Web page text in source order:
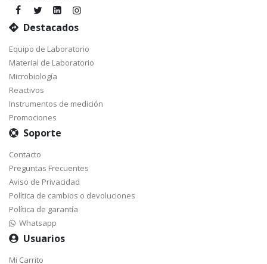
Destacados
Equipo de Laboratorio
Material de Laboratorio
Microbiología
Reactivos
Instrumentos de medición
Promociones
Soporte
Contacto
Preguntas Frecuentes
Aviso de Privacidad
Política de cambios o devoluciones
Política de garantía
Whatsapp
Usuarios
Mi Carrito